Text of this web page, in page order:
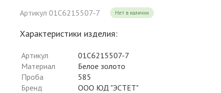
Артикул 01С6215507-7 Нет в наличии
Характеристики изделия:
Артикул
01С6215507-7
Материал
Белое золото
Проба
585
Бренд
ООО ЮД "ЭСТЕТ"